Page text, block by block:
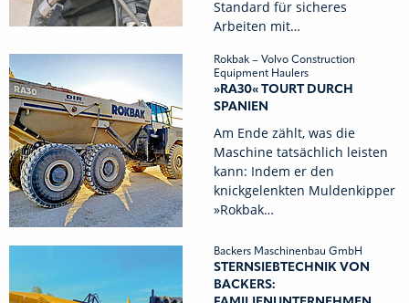
Standard für sicheres
Arbeiten mit…
Rokbak – Volvo Construction
Equipment Haulers
»RA30« TOURT DURCH
SPANIEN
Am Ende zählt, was die
Maschine tatsächlich leisten
kann: Indem er den
knickgelenkten Muldenkipper
»Rokbak…
Backers Maschinenbau GmbH
STERNSIEBTECHNIK VON
BACKERS: